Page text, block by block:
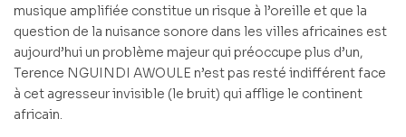
musique amplifiée constitue un risque à l’oreille et que la
question de la nuisance sonore dans les villes africaines est
aujourd’hui un problème majeur qui préoccupe plus d’un,
Terence NGUINDI AWOULE n’est pas resté indifférent face
à cet agresseur invisible (le bruit) qui afflige le continent
africain.